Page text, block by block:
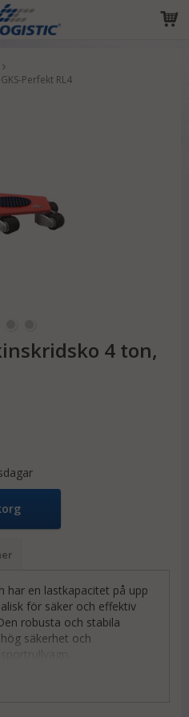
tillagd i varukorgen
Perfekt RL4
4 ton,
har en lastkapacitet på upp
för säker och effektiv
robusta och stabila
säkerhet och